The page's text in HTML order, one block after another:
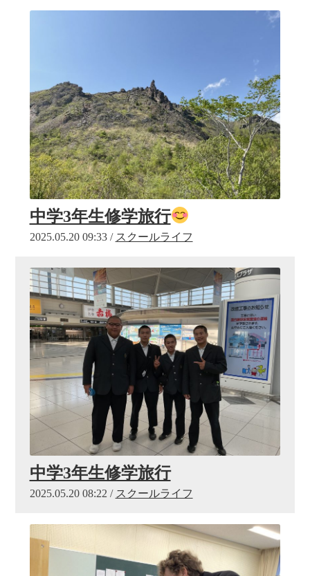
中学3年生修学旅行
2025.05.20 09:33 / スクールライフ
中学3年生修学旅行
2025.05.20 08:22 / スクールライフ